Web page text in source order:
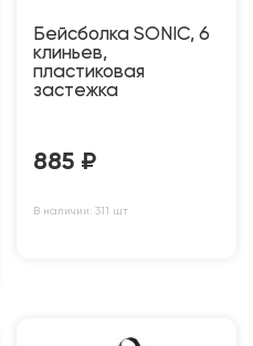
Бейсболка SONIC, 6
клиньев,
пластиковая
застежка
885 ₽
В наличии: 311 шт